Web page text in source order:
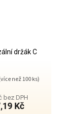
držák C
než 100 ks)
bez DPH
Kč